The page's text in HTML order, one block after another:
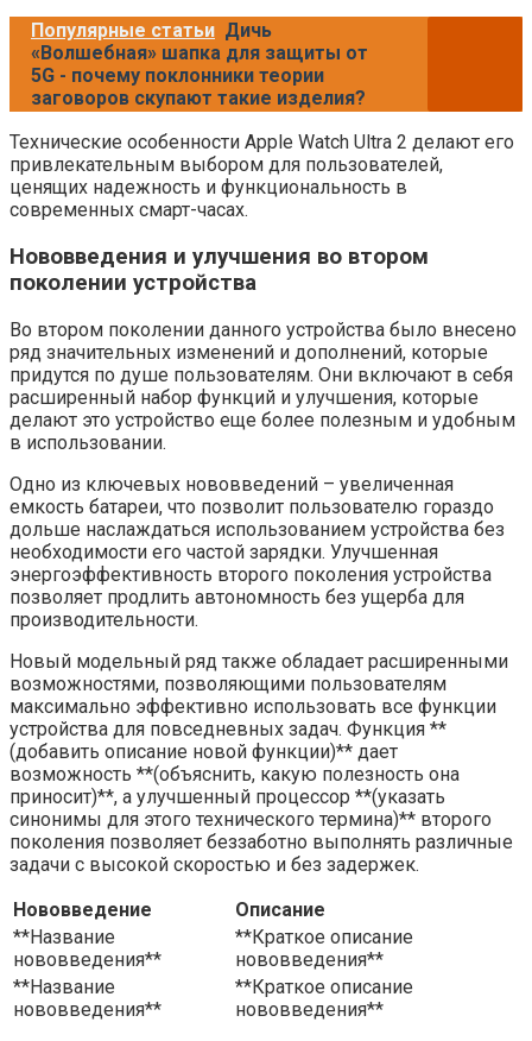
Популярные статьи Дичь
«Волшебная» шапка для защиты от
5G - почему поклонники теории
заговоров скупают такие изделия?
Технические особенности Apple Watch Ultra 2 делают его
привлекательным выбором для пользователей,
ценящих надежность и функциональность в
современных смарт-часах.
Нововведения и улучшения во втором
поколении устройства
Во втором поколении данного устройства было внесено
ряд значительных изменений и дополнений, которые
придутся по душе пользователям. Они включают в себя
расширенный набор функций и улучшения, которые
делают это устройство еще более полезным и удобным
в использовании.
Одно из ключевых нововведений – увеличенная
емкость батареи, что позволит пользователю гораздо
дольше наслаждаться использованием устройства без
необходимости его частой зарядки. Улучшенная
энергоэффективность второго поколения устройства
позволяет продлить автономность без ущерба для
производительности.
Новый модельный ряд также обладает расширенными
возможностями, позволяющими пользователям
максимально эффективно использовать все функции
устройства для повседневных задач. Функция **
(добавить описание новой функции)** дает
возможность **(объяснить, какую полезность она
приносит)**, а улучшенный процессор **(указать
синонимы для этого технического термина)** второго
поколения позволяет беззаботно выполнять различные
задачи с высокой скоростью и без задержек.
Нововведение
Описание
**Название
нововведения**
**Краткое описание
нововведения**
**Название
нововведения**
**Краткое описание
нововведения**